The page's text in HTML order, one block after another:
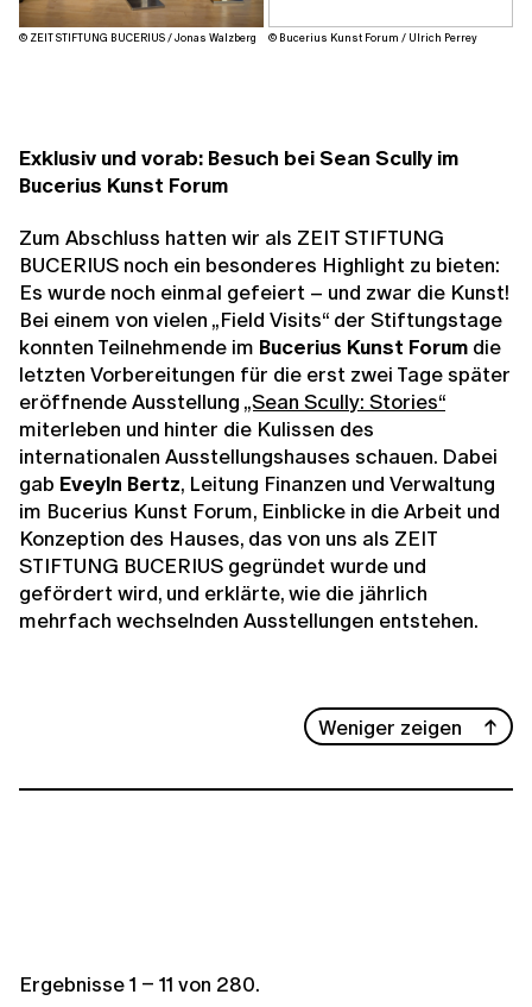
© ZEIT STIFTUNG BUCERIUS / Jonas Walzberg © Bucerius Kunst Forum / Ulrich Perrey
Exklusiv und vorab: Besuch bei Sean Scully im
Bucerius Kunst Forum
Zum Abschluss hatten wir als ZEIT STIFTUNG
BUCERIUS noch ein besonderes Highlight zu bieten:
Es wurde noch einmal gefeiert – und zwar die Kunst!
Bei einem von vielen „Field Visits“ der Stiftungstage
konnten Teilnehmende im Bucerius Kunst Forum die
letzten Vorbereitungen für die erst zwei Tage später
eröffnende Ausstellung „Sean Scully: Stories“
miterleben und hinter die Kulissen des
internationalen Ausstellungshauses schauen. Dabei
gab Eveyln Bertz, Leitung Finanzen und Verwaltung
im Bucerius Kunst Forum, Einblicke in die Arbeit und
Konzeption des Hauses, das von uns als ZEIT
STIFTUNG BUCERIUS gegründet wurde und
gefördert wird, und erklärte, wie die jährlich
mehrfach wechselnden Ausstellungen entstehen.
Weniger zeigen
Ergebnisse1 – 11 von 280.